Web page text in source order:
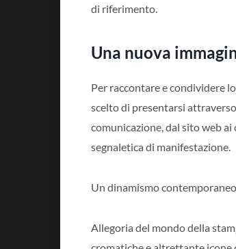
di riferimento.
Una nuova
Per raccontare e condividere
scelto di presentarsi
comunicazione, dal sito web
segnaletica di manifestazione.
Un dinamismo
Allegoria del mondo della